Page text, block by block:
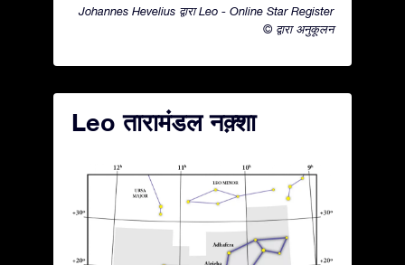
Johannes Hevelius द्वारा Leo - Online Star Register
© द्वारा अनुकूलन
Leo तारामंडल नक़्शा